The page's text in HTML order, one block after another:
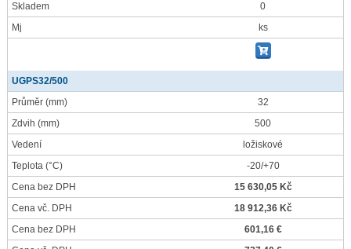
Skladem
0
Mj
ks
UGPS32/500
Průměr (mm)
32
Zdvih (mm)
500
Vedení
ložiskové
Teplota (°C)
-20/+70
Cena bez DPH
15 630,05 Kč
Cena vč. DPH
18 912,36 Kč
Cena bez DPH
601,16 €